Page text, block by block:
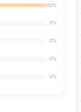
100%
0%
0%
0%
0%